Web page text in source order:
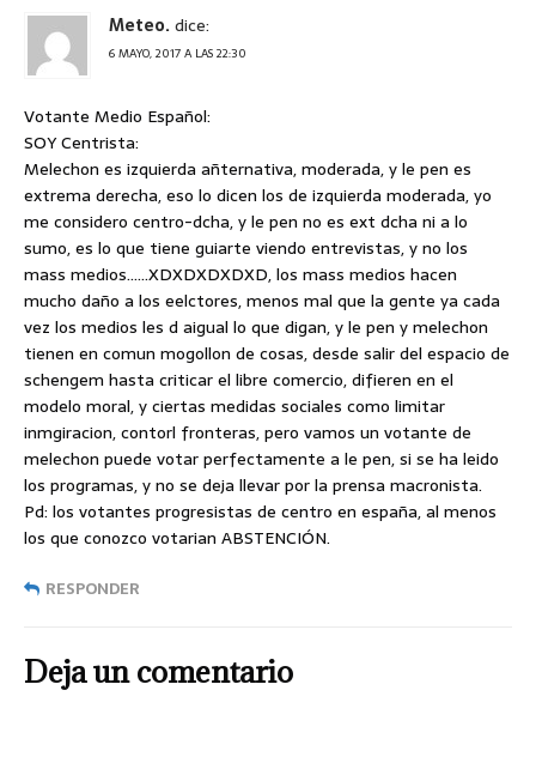
Meteo.dice:
6 MAYO, 2017 A LAS 22:30
Votante Medio Español:
SOY Centrista:
Melechon es izquierda añternativa, moderada, y le pen es
extrema derecha, eso lo dicen los de izquierda moderada, yo
me considero centro-dcha, y le pen no es ext dcha ni a lo
sumo, es lo que tiene guiarte viendo entrevistas, y no los
mass medios……XDXDXDXDXD, los mass medios hacen
mucho daño a los eelctores, menos mal que la gente ya cada
vez los medios les d aigual lo que digan, y le pen y melechon
tienen en comun mogollon de cosas, desde salir del espacio de
schengem hasta criticar el libre comercio, difieren en el
modelo moral, y ciertas medidas sociales como limitar
inmgiracion, contorl fronteras, pero vamos un votante de
melechon puede votar perfectamente a le pen, si se ha leido
los programas, y no se deja llevar por la prensa macronista.
Pd: los votantes progresistas de centro en españa, al menos
los que conozco votarian ABSTENCIÓN.
RESPONDER
Deja un comentario